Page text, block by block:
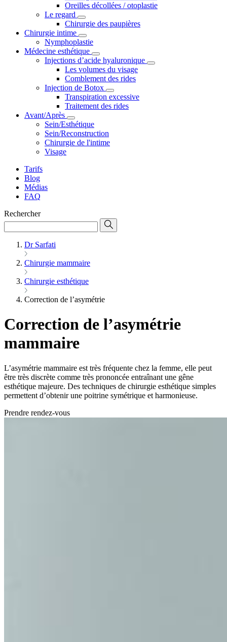
Oreilles décollées / otoplastie
Le regard
Chirurgie des paupières
Chirurgie intime
Nymphoplastie
Médecine esthétique
Injections d’acide hyaluronique
Les volumes du visage
Comblement des rides
Injection de Botox
Transpiration excessive
Traitement des rides
Avant/Après
Sein/Esthétique
Sein/Reconstruction
Chirurgie de l'intime
Visage
Tarifs
Blog
Médias
FAQ
Rechercher
Dr Sarfati
Chirurgie mammaire
Chirurgie esthétique
Correction de l’asymétrie
Correction de l’asymétrie
mammaire
L’asymétrie mammaire est très fréquente chez la femme, elle peut
être très discrète comme très prononcée entraînant une gêne
esthétique majeure. Des techniques de chirurgie esthétique simples
permettent d’obtenir une poitrine symétrique et harmonieuse.
Prendre rendez-vous